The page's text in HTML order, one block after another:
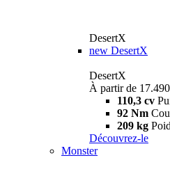
DesertX
new DesertX
DesertX
À partir de
110,3 cv
92 Nm
209 kg
Découvrez-le
Monster